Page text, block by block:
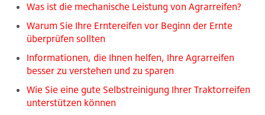
Was ist die mechanische Leistung von Agrarreifen?
Warum Sie Ihre Erntereifen vor Beginn der Ernte
überprüfen sollten
Informationen, die Ihnen helfen, Ihre Agrarreifen
besser zu verstehen und zu sparen
Wie Sie eine gute Selbstreinigung Ihrer Traktorreifen
unterstützen können